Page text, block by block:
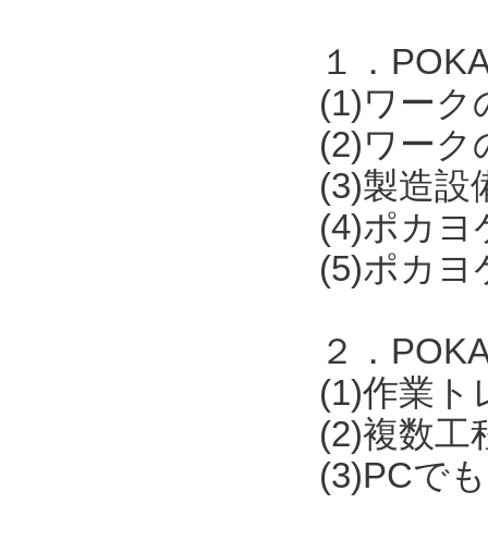
１．
(1)ワーク
(2)ワーク
(3)製造設
(4)ポカヨ
(5)ポカヨ
２．
(1)作業ト
(2)複数工
(3)PCで